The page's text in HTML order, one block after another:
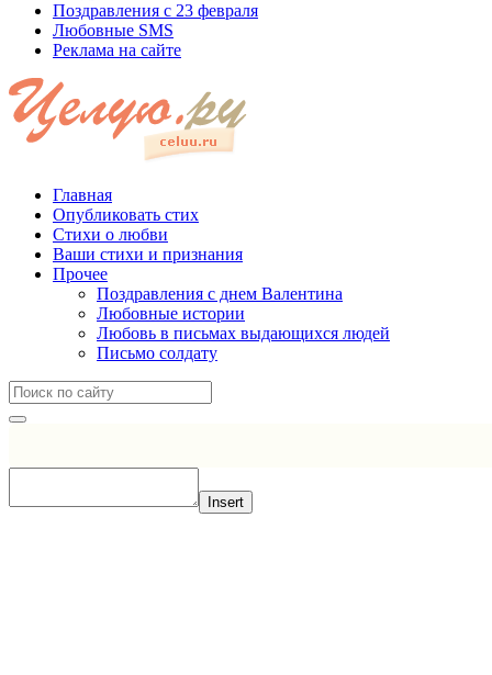
Поздравления с 23 февраля
Любовные SMS
Реклама на сайте
Главная
Опубликовать стих
Стихи о любви
Ваши стихи и признания
Прочее
Поздравления с днем Валентина
Любовные истории
Любовь в письмах выдающихся людей
Письмо солдату
Insert